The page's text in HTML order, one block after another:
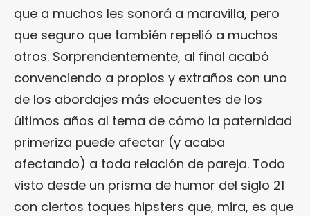
que a muchos les sonorá a maravilla, pero
que seguro que también repelió a muchos
otros. Sorprendentemente, al final acabó
convenciendo a propios y extraños con uno
de los abordajes más elocuentes de los
últimos años al tema de cómo la paternidad
primeriza puede afectar (y acaba
afectando) a toda relación de pareja. Todo
visto desde un prisma de humor del siglo 21
con ciertos toques hipsters que, mira, es que